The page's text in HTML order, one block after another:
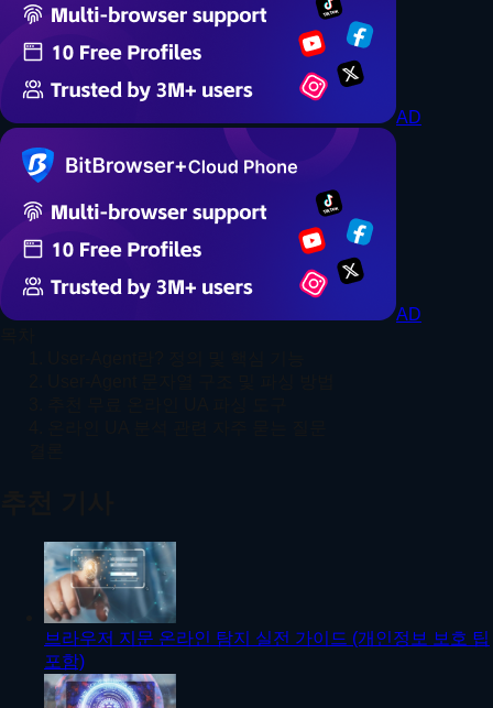
AD
AD
브라우저 지문 온라인 탐지 실전 가이드 (개인정보 보호 팁
포함)